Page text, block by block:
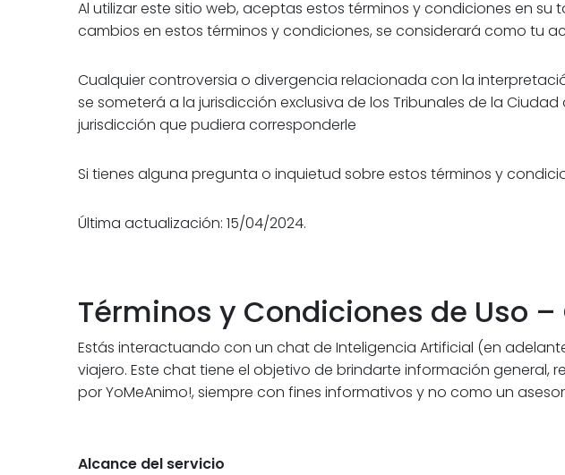
Al utilizar este sitio web, aceptas estos términos y condiciones en
cambios en estos términos y condiciones, se considerará como tu
Cualquier controversia o divergencia relacionada con la
se someterá a la jurisdicción exclusiva de los Tribunales de la
jurisdicción que pudiera corresponderle
Si tienes alguna pregunta o inquietud sobre estos términos y
Última actualización: 15/04/2024.
Términos y Condiciones de Uso
Estás interactuando con un chat de Inteligencia Artificial (en
viajero. Este chat tiene el objetivo de brindarte información
por YoMeAnimo!, siempre con fines informativos y no como un
Alcance del servicio